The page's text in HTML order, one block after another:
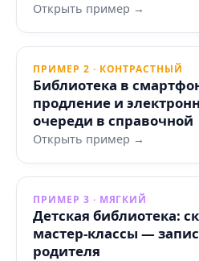
Открыть пример →
ПРИМЕР 2 · КОНТРАСТНЫЙ
Библиотека в
продление и
очереди в справочной
Открыть пример →
ПРИМЕР 3 · МЯГКИЙ
Детская библиотека:
мастер‑классы —
родителя